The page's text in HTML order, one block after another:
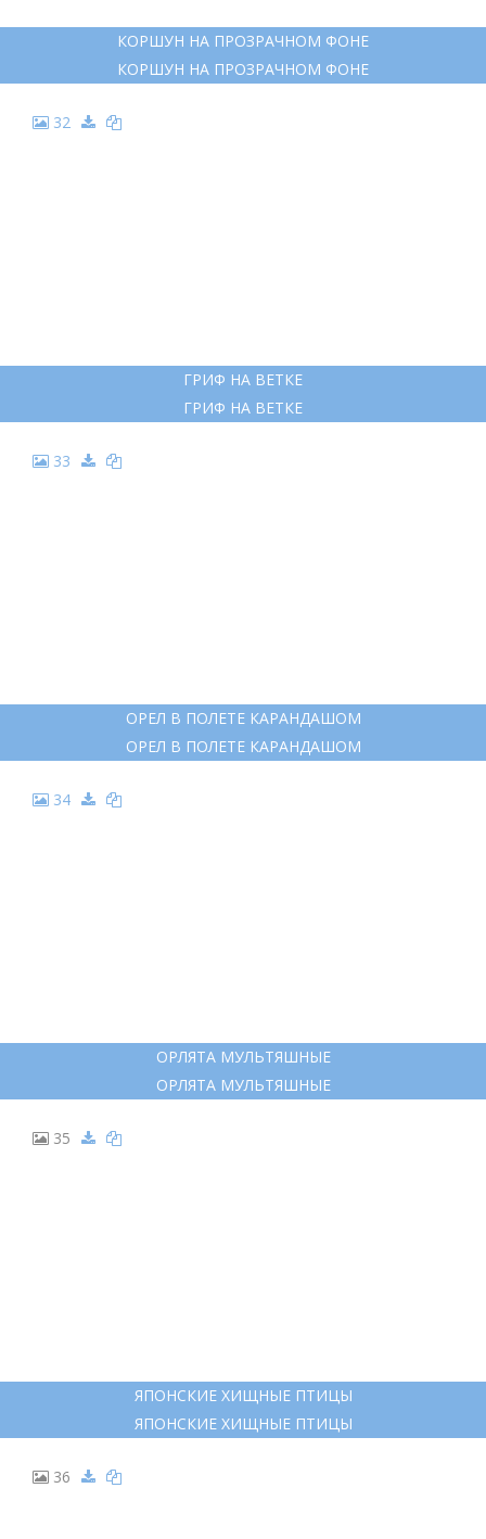
КОРШУН НА ПРОЗРАЧНОМ ФОНЕ
КОРШУН НА ПРОЗРАЧНОМ ФОНЕ
32
ГРИФ НА ВЕТКЕ
ГРИФ НА ВЕТКЕ
33
ОРЕЛ В ПОЛЕТЕ КАРАНДАШОМ
ОРЕЛ В ПОЛЕТЕ КАРАНДАШОМ
34
ОРЛЯТА МУЛЬТЯШНЫЕ
ОРЛЯТА МУЛЬТЯШНЫЕ
35
ЯПОНСКИЕ ХИЩНЫЕ ПТИЦЫ
ЯПОНСКИЕ ХИЩНЫЕ ПТИЦЫ
36